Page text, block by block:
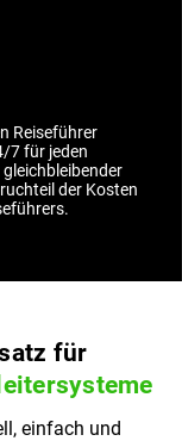
Reiseführer
7 für jeden
der Kosten
für
einfach und